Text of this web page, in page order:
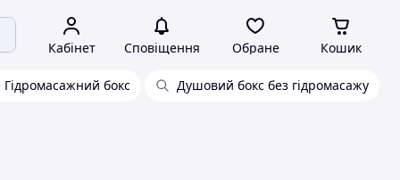
Кабінет Сповіщення Обране Кошик
Гідромасажний бокс Душовий бокс без гідромасажу